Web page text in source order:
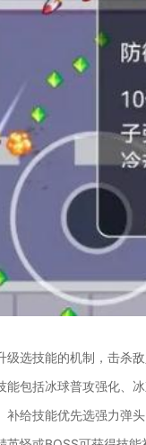
选技能的机制，击杀
包括冰球普攻强化、
给技能优先选强力弹